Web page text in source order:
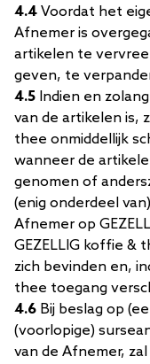
4.4 Voordat het
Afnemer is
artikelen te
geven, te
4.5 Indien en
van de artikelen is,
thee onmiddellijk
wanneer de
genomen of
(enig onderdeel
Afnemer op
GEZELLIG koffie &
zich bevinden en,
thee toegang
4.6 Bij beslag op
(voorlopige)
van de Afnemer,